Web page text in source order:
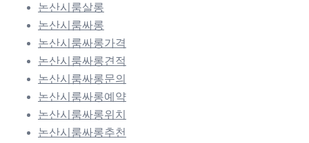
논산시룸살롱
논산시룸싸롱
논산시룸싸롱가격
논산시룸싸롱견적
논산시룸싸롱문의
논산시룸싸롱예약
논산시룸싸롱위치
논산시룸싸롱추천